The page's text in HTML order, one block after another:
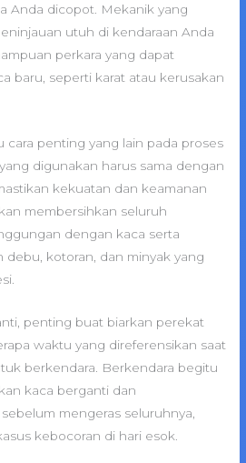
Anda dicopot. Mekanik yang
utuh di kendaraan Anda
perkara yang dapat
baru, seperti karat atau kerusakan
cara penting yang lain pada proses
digunakan harus sama dengan
kekuatan dan keamanan
membersihkan seluruh
dengan kaca serta
debu, kotoran, dan minyak yang
penting buat biarkan perekat
waktu yang direferensikan saat
berkendara. Berkendara begitu
kaca berganti dan
mengeras seluruhnya,
kebocoran di hari esok.